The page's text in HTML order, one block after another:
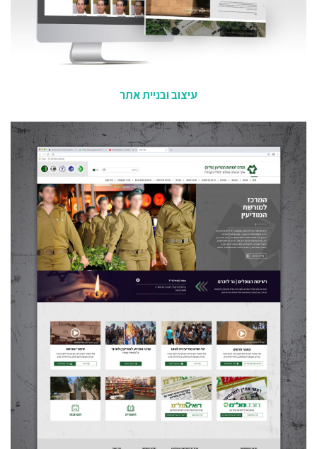
עיצוב ובניית אתר